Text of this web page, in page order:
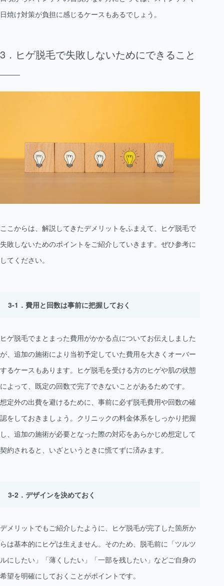
日焼け対策が負担に感じるケースもあるでしょう。
ヒゲ脱毛で失敗しないためにできること
ここからは、解説してきたデメリットをふまえて、ヒゲ脱毛で
失敗しないためのポイントをご紹介していきます。ぜひ参考に
してください。
費用と回数は事前に把握しておく
ヒゲ脱毛でまとまった費用がかかる点についてお伝えしました
が、追加の施術により当初予定していた費用を大きくオーバー
するケースもあります。ヒゲ脱毛を受ける方のヒゲや肌の状態
によって、既定の回数で完了できないことがあるためです。
想定外の出費を避けるために、事前に必ず脱毛費用や回数の確
認をしておきましょう。クリニックの料金体系をしっかり把握
し、追加の施術が必要となった際の対応をあらかじめ想定して
契約されると、いざというときに慌てずに済みます。
デザインを決めておく
デメリットでもご紹介したように、ヒゲ脱毛が完了した箇所か
らは基本的にヒゲは生えません。そのため、脱毛前に「ツルツ
ルにしたい」「薄くしたい」「一部を残したい」などご自身の
希望を明確にしておくことがポイントです。